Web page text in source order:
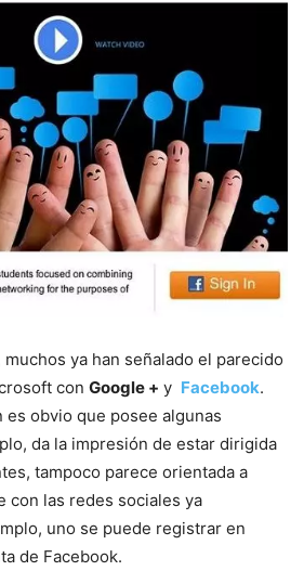
ya han señalado el parecido
con Google + y Facebook.
es obvio que posee algunas
da la impresión de estar dirigida
tampoco parece orientada a
con las redes sociales ya
uno se puede registrar en
de Facebook.